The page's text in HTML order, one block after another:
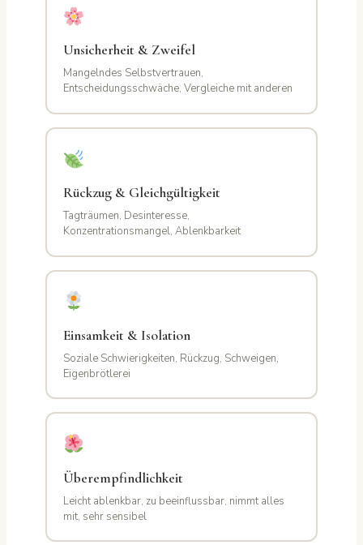
Unsicherheit & Zweifel
Mangelndes Selbstvertrauen,
Entscheidungsschwäche, Vergleiche mit anderen
Rückzug & Gleichgültigkeit
Tagträumen, Desinteresse,
Konzentrationsmangel, Ablenkbarkeit
Einsamkeit & Isolation
Soziale Schwierigkeiten, Rückzug, Schweigen,
Eigenbrötlerei
Überempfindlichkeit
Leicht ablenkbar, zu beeinflussbar, nimmt alles
mit, sehr sensibel